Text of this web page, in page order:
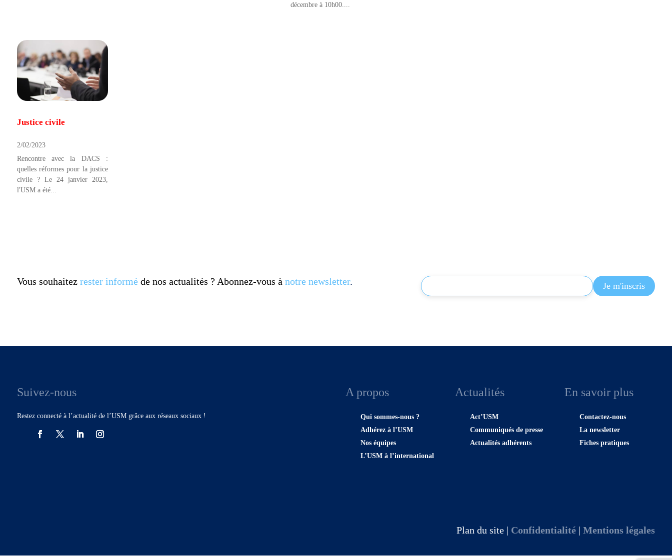
décembre à 10h00....
Justice civile
2/02/2023
Rencontre avec la DACS :
quelles réformes pour la justice
civile ? Le 24 janvier 2023,
l'USM a été...
Vous souhaitez rester informéde nos actualités ? Abonnez-vous à notre newsletter.
Suivez-nous
Restez connecté à l’actualité de l’USM grâce aux réseaux sociaux !
A propos
Qui sommes-nous ?
Adhérez à l’USM
Nos équipes
L’USM à l’international
Actualités
Act’USM
Communiqués de presse
Actualités adhérents
En savoir plus
Contactez-nous
La newsletter
Fiches pratiques
Plan du site | Confidentialité |Mentions légales